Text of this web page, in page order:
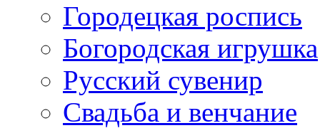
Городецкая роспись
Богородская игрушка
Русский сувенир
Свадьба и венчание